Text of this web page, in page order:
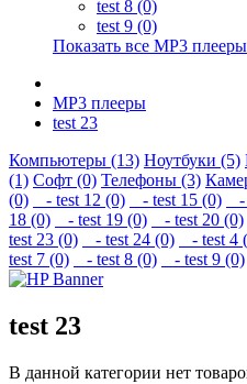
test 8 (0)
test 9 (0)
Показать все MP3 плееры
MP3 плееры
test 23
Компьютеры (13) Ноутбуки (5)
(1) Софт (0) Телефоны (3)
(0)
- test 12 (0) - test 15 (0) -
18 (0)
- test 19 (0) - test 20 (0)
test 23 (0)
- test 24 (0) - test 4
test 7 (0)
- test 8 (0) - test 9 (0)
test 23
В данной категории нет